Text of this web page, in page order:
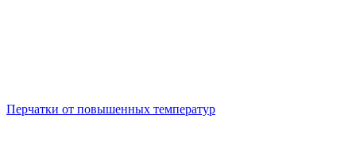
Перчатки от повышенных температур